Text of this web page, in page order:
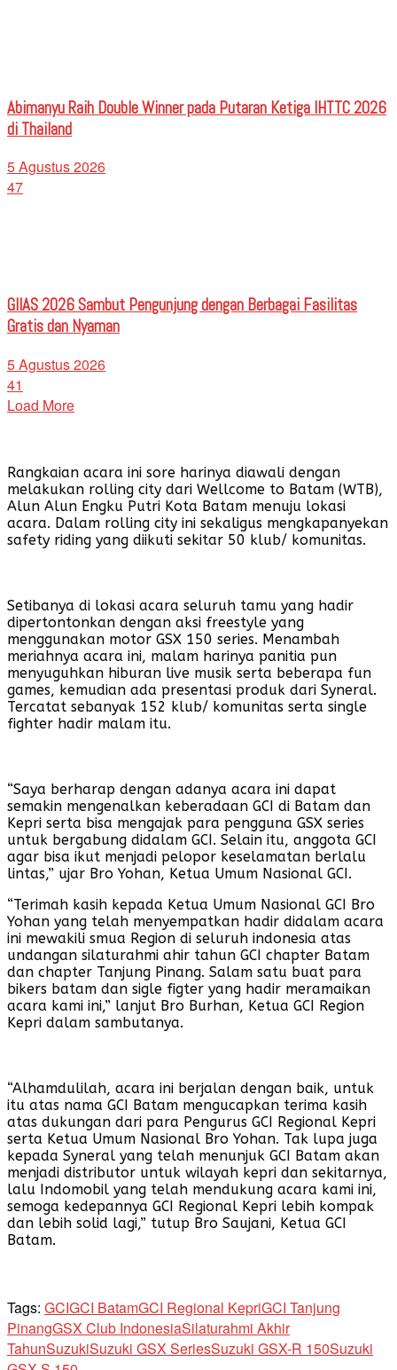
Abimanyu Raih Double Winner pada Putaran Ketiga IHTTC 2026
di Thailand
5 Agustus 2026
47
GIIAS 2026 Sambut Pengunjung dengan Berbagai Fasilitas
Gratis dan Nyaman
5 Agustus 2026
41
Load More
Rangkaian acara ini sore harinya diawali dengan
melakukan rolling city dari Wellcome to Batam (WTB),
Alun Alun Engku Putri Kota Batam menuju lokasi
acara. Dalam rolling city ini sekaligus mengkapanyekan
safety riding yang diikuti sekitar 50 klub/ komunitas.
Setibanya di lokasi acara seluruh tamu yang hadir
dipertontonkan dengan aksi freestyle yang
menggunakan motor GSX 150 series. Menambah
meriahnya acara ini, malam harinya panitia pun
menyuguhkan hiburan live musik serta beberapa fun
games, kemudian ada presentasi produk dari Syneral.
Tercatat sebanyak 152 klub/ komunitas serta single
fighter hadir malam itu.
“Saya berharap dengan adanya acara ini dapat
semakin mengenalkan keberadaan GCI di Batam dan
Kepri serta bisa mengajak para pengguna GSX series
untuk bergabung didalam GCI. Selain itu, anggota GCI
agar bisa ikut menjadi pelopor keselamatan berlalu
lintas,” ujar Bro Yohan, Ketua Umum Nasional GCI.
“Terimah kasih kepada Ketua Umum Nasional GCI Bro
Yohan yang telah menyempatkan hadir didalam acara
ini mewakili smua Region di seluruh indonesia atas
undangan silaturahmi ahir tahun GCI chapter Batam
dan chapter Tanjung Pinang. Salam satu buat para
bikers batam dan sigle figter yang hadir meramaikan
acara kami ini,” lanjut Bro Burhan, Ketua GCI Region
Kepri dalam sambutanya.
“Alhamdulilah, acara ini berjalan dengan baik, untuk
itu atas nama GCI Batam mengucapkan terima kasih
atas dukungan dari para Pengurus GCI Regional Kepri
serta Ketua Umum Nasional Bro Yohan. Tak lupa juga
kepada Syneral yang telah menunjuk GCI Batam akan
menjadi distributor untuk wilayah kepri dan sekitarnya,
lalu Indomobil yang telah mendukung acara kami ini,
semoga kedepannya GCI Regional Kepri lebih kompak
dan lebih solid lagi,” tutup Bro Saujani, Ketua GCI
Batam.
Tags: GCIGCI BatamGCI Regional KepriGCI Tanjung
PinangGSX Club IndonesiaSilaturahmi Akhir
TahunSuzukiSuzuki GSX SeriesSuzuki GSX-R 150Suzuki